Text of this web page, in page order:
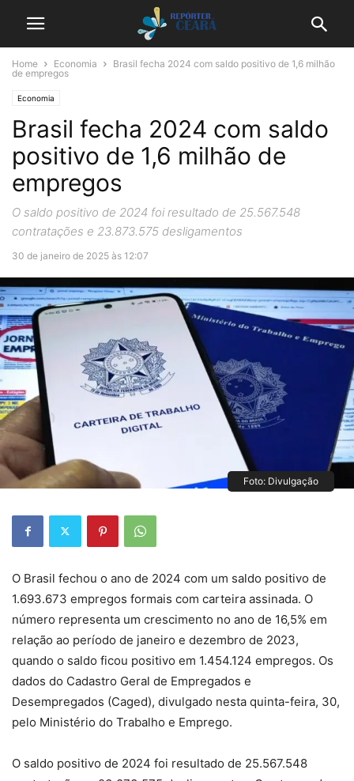
Home Economia
Brasil fecha 2024 com saldo positivo de 1,6 milhão
de empregos
Economia
Brasil fecha 2024 com saldo
positivo de 1,6 milhão de
empregos
O saldo positivo de 2024 foi resultado de 25.567.548
contratações e 23.873.575 desligamentos
30 de janeiro de 2025 às 12:07
Foto: Divulgação
O Brasil fechou o ano de 2024 com um saldo positivo de
1.693.673 empregos formais com carteira assinada. O
número representa um crescimento no ano de 16,5% em
relação ao período de janeiro e dezembro de 2023,
quando o saldo ficou positivo em 1.454.124 empregos. Os
dados do Cadastro Geral de Empregados e
Desempregados (Caged), divulgado nesta quinta-feira, 30,
pelo Ministério do Trabalho e Emprego.
O saldo positivo de 2024 foi resultado de 25.567.548